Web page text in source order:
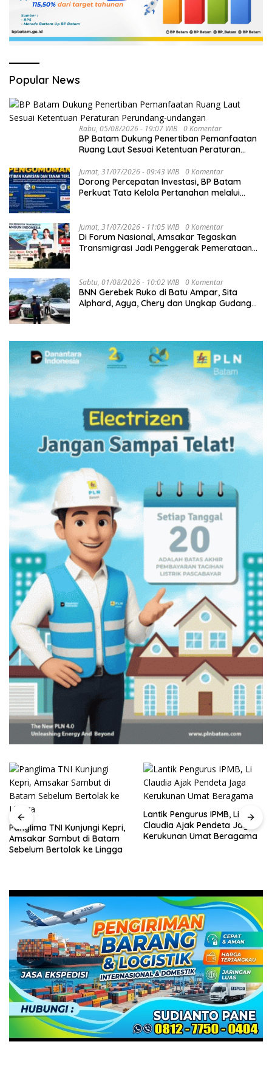
Popular News
Rabu, 05/08/2026 - 19:07 WIB 0 Komentar
BP Batam Dukung Penertiban Pemanfaatan
Ruang Laut Sesuai Ketentuan Peraturan
Jumat, 31/07/2026 - 09:43 WIB 0 Komentar
Dorong Percepatan Investasi, BP Batam
Perkuat Tata Kelola Pertanahan melalui
Jumat, 31/07/2026 - 11:05 WIB 0 Komentar
Di Forum Nasional, Amsakar Tegaskan
Transmigrasi Jadi Penggerak Pemerataan
Sabtu, 01/08/2026 - 10:02 WIB 0 Komentar
BNN Gerebek Ruko di Batu Ampar, Sita
Alphard, Agya, Chery dan Ungkap Gudang
Panglima TNI Kunjungi Kepri,
Amsakar Sambut di Batam
Sebelum Bertolak ke Lingga
Lantik Pengurus IPMB, Li
Claudia Ajak Pendeta Jaga
Kerukunan Umat Beragama